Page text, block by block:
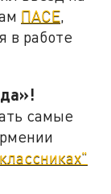
ПАСЕ,
в работе
самые